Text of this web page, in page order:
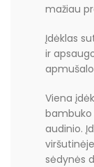
mažiau
Įdėklas
ir
Viena
bambuko
audinio.
sėdynės